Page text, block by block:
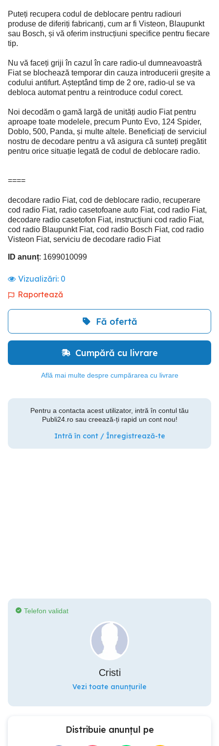
Puteți recupera codul de deblocare pentru radiouri
produse de diferiți fabricanți, cum ar fi Visteon, Blaupunkt
sau Bosch, și vă oferim instrucțiuni specifice pentru fiecare
tip.
Nu vă faceți griji în cazul în care radio-ul dumneavoastră
Fiat se blochează temporar din cauza introducerii greșite a
codului antifurt. Așteptând timp de 2 ore, radio-ul se va
debloca automat pentru a reintroduce codul corect.
Noi decodăm o gamă largă de unități audio Fiat pentru
aproape toate modelele, precum Punto Evo, 124 Spider,
Doblo, 500, Panda, și multe altele. Beneficiați de serviciul
nostru de decodare pentru a vă asigura că sunteți pregătit
pentru orice situație legată de codul de deblocare radio.
====
decodare radio Fiat, cod de deblocare radio, recuperare
cod radio Fiat, radio casetofoane auto Fiat, cod radio Fiat,
decodare radio casetofon Fiat, instrucțiuni cod radio Fiat,
cod radio Blaupunkt Fiat, cod radio Bosch Fiat, cod radio
Visteon Fiat, serviciu de decodare radio Fiat
ID anunț: 1699010099
Vizualizări: 0
Raportează
Fă ofertă
Cumpără cu livrare
Află mai multe despre cumpărarea cu livrare
Pentru a contacta acest utilizator, intră în contul tău
Publi24.ro sau creează-ți rapid un cont nou!
Intră în cont / Înregistrează-te
Telefon validat
Cristi
Vezi toate anunțurile
Distribuie anunțul pe